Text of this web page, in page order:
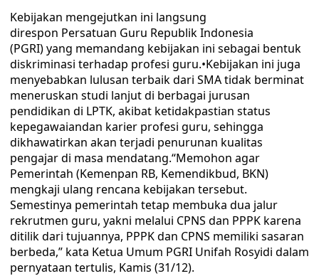
Kebijakan mengejutkan ini langsung
direspon Persatuan Guru Republik Indonesia
(PGRI) yang memandang kebijakan ini sebagai bentuk
diskriminasi terhadap profesi guru.•Kebijakan ini juga
menyebabkan lulusan terbaik dari SMA tidak berminat
meneruskan studi lanjut di berbagai jurusan
pendidikan di LPTK, akibat ketidakpastian status
kepegawaiandan karier profesi guru, sehingga
dikhawatirkan akan terjadi penurunan kualitas
pengajar di masa mendatang.“Memohon agar
Pemerintah (Kemenpan RB, Kemendikbud, BKN)
mengkaji ulang rencana kebijakan tersebut.
Semestinya pemerintah tetap membuka dua jalur
rekrutmen guru, yakni melalui CPNS dan PPPK karena
ditilik dari tujuannya, PPPK dan CPNS memiliki sasaran
berbeda,” kata Ketua Umum PGRI Unifah Rosyidi dalam
pernyataan tertulis, Kamis (31/12).